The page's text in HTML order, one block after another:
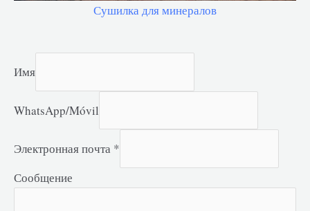
Сушилка для минералов
Имя
WhatsApp/Móvil
Электронная почта *
Сообщение